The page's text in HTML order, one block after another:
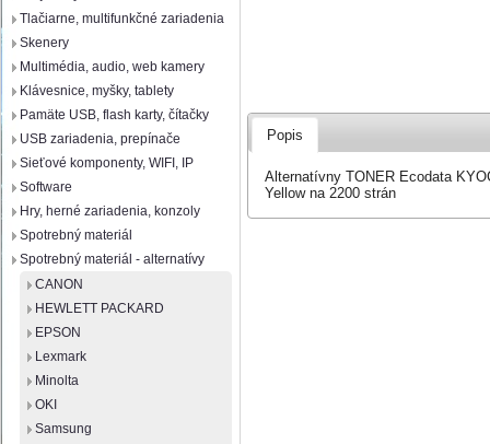
Tlačiarne, multifunkčné zariadenia
Skenery
Multimédia, audio, web kamery
Klávesnice, myšky, tablety
Pamäte USB, flash karty, čítačky
USB zariadenia, prepínače
Sieťové komponenty, WIFI, IP
Software
Hry, herné zariadenia, konzoly
Spotrebný materiál
Spotrebný materiál - alternatívy
CANON
HEWLETT PACKARD
EPSON
Lexmark
Minolta
OKI
Samsung
Popis
Alternatívny TONER Ecodata
Yellow na 2200 strán